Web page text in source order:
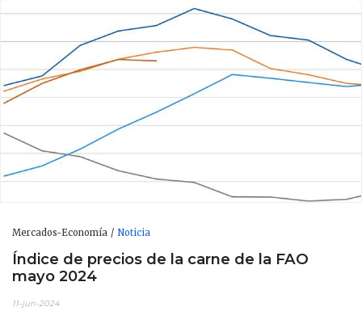
Mercados-Economía Noticia
Índice de precios de la carne de la FAO
mayo 2024
11-jun-2024